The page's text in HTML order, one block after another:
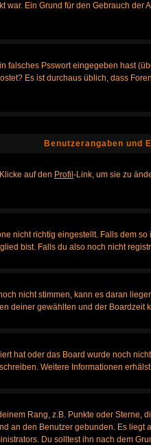
Ein Grund für den Gebrauch
Psswort eingegeben hast
Es ist durchaus üblich, dass
Benutzerangaben und
auf den Profil -Link, um sie zu
nicht richtig eingestellt. Falls dem
bist. Falls du also noch nicht
nicht stimmen, kann es daran
deiner gewählten und der Boardzeit
hat oder das Board wurde noch
Weitere Informationen
Rang, z.B. Punkte oder
an den Benutzer gebunden. Es
Du solltest ihn nach dem